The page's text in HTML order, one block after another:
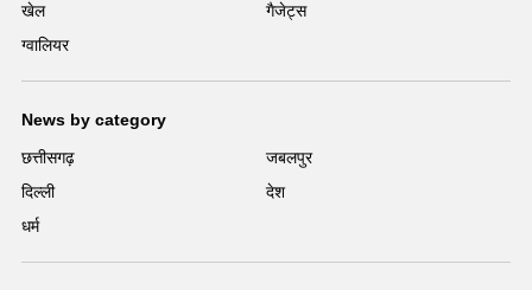
खेल
गैजेट्स
ग्वालियर
News by category
छत्तीसगढ़
जबलपुर
दिल्ली
देश
धर्म